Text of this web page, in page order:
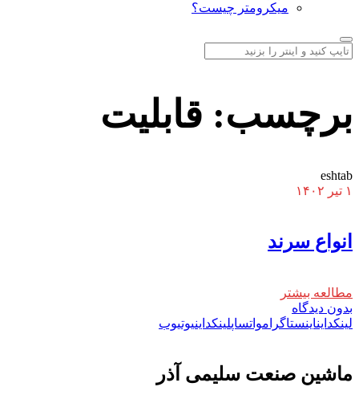
میکرومتر چیست؟
برچسب: قابلیت
eshtab
۱ تیر ۱۴۰۲
انواع سرند
مطالعه بیشتر
بدون دیدگاه
لینکدایناینستاگرامواتساپلینکداینیوتیوب
ماشين صنعت سليمی آذر